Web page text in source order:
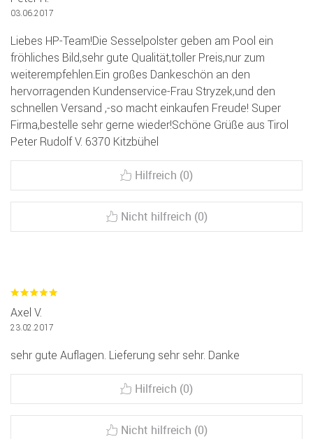
03.06.2017
Liebes HP-Team!Die Sesselpolster geben am Pool ein
fröhliches Bild,sehr gute Qualität,toller Preis,nur zum
weiterempfehlen.Ein großes Dankeschön an den
hervorragenden Kundenservice-Frau Stryzek,und den
schnellen Versand ,-so macht einkaufen Freude! Super
Firma,bestelle sehr gerne wieder!Schöne Grüße aus Tirol
Peter Rudolf V. 6370 Kitzbühel
Hilfreich (0)
Nicht hilfreich (0)
Axel V.
23.02.2017
sehr gute Auflagen. Lieferung sehr sehr. Danke
Hilfreich (0)
Nicht hilfreich (0)